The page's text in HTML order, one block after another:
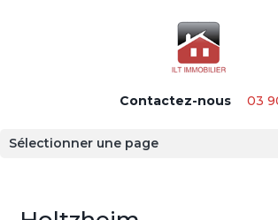
Contactez-nous 03
Sélectionner une page